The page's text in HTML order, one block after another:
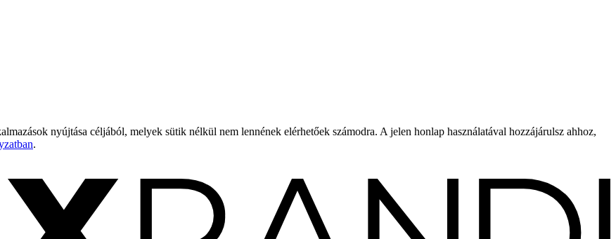
nyújtása céljából, melyek sütik nélkül nem lennének elérhetőek számodra. A jelen honlap használatával hozzájárulsz ahhoz,
.